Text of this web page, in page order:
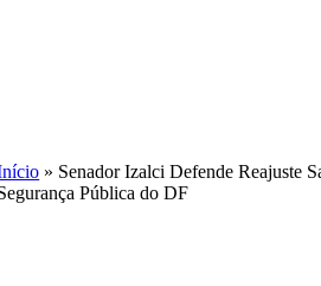
» Senador Izalci Defende Reajuste
Pública do DF